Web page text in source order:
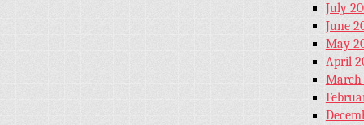
July
June
May
April
March